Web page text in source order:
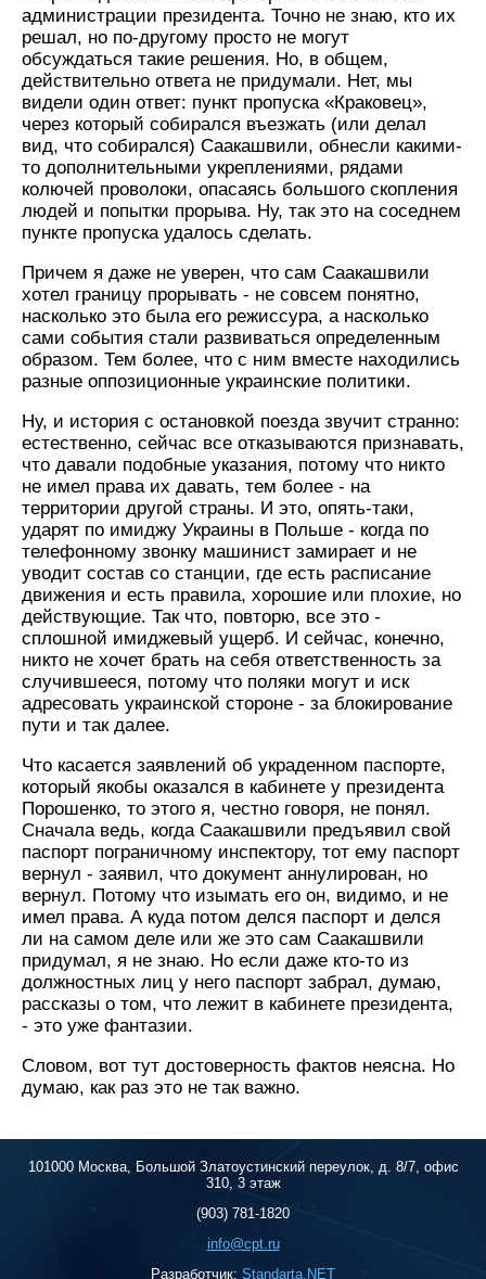
администрации президента. Точно не знаю, кто их
решал, но по-другому просто не могут
обсуждаться такие решения. Но, в общем,
действительно ответа не придумали. Нет, мы
видели один ответ: пункт пропуска «Краковец»,
через который собирался въезжать (или делал
вид, что собирался) Саакашвили, обнесли какими-
то дополнительными укреплениями, рядами
колючей проволоки, опасаясь большого скопления
людей и попытки прорыва. Ну, так это на соседнем
пункте пропуска удалось сделать.
Причем я даже не уверен, что сам Саакашвили
хотел границу прорывать - не совсем понятно,
насколько это была его режиссура, а насколько
сами события стали развиваться определенным
образом. Тем более, что с ним вместе находились
разные оппозиционные украинские политики.
Ну, и история с остановкой поезда звучит странно:
естественно, сейчас все отказываются признавать,
что давали подобные указания, потому что никто
не имел права их давать, тем более - на
территории другой страны. И это, опять-таки,
ударят по имиджу Украины в Польше - когда по
телефонному звонку машинист замирает и не
уводит состав со станции, где есть расписание
движения и есть правила, хорошие или плохие, но
действующие. Так что, повторю, все это -
сплошной имиджевый ущерб. И сейчас, конечно,
никто не хочет брать на себя ответственность за
случившееся, потому что поляки могут и иск
адресовать украинской стороне - за блокирование
пути и так далее.
Что касается заявлений об украденном паспорте,
который якобы оказался в кабинете у президента
Порошенко, то этого я, честно говоря, не понял.
Сначала ведь, когда Саакашвили предъявил свой
паспорт пограничному инспектору, тот ему паспорт
вернул - заявил, что документ аннулирован, но
вернул. Потому что изымать его он, видимо, и не
имел права. А куда потом делся паспорт и делся
ли на самом деле или же это сам Саакашвили
придумал, я не знаю. Но если даже кто-то из
должностных лиц у него паспорт забрал, думаю,
рассказы о том, что лежит в кабинете президента,
- это уже фантазии.
Словом, вот тут достоверность фактов неясна. Но
думаю, как раз это не так важно.
101000 Москва, Большой Златоустинский переулок, д. 8/7, офис
310, 3 этаж
(903) 781-1820
info@cpt.ru
Разработчик: Standarta.NET